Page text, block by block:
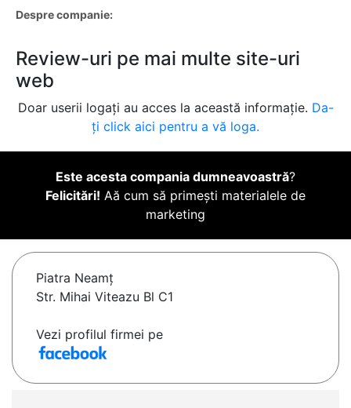
Despre companie:
Review-uri pe mai multe site-uri
web
Doar userii logați au acces la această informație. Da-
ți click aici pentru a vă loga.
Este acesta compania dumneavoastră?
Felicitări! Aă cum să primești materialele de
marketing
Piatra Neamţ
Str. Mihai Viteazu Bl C1
Vezi profilul firmei pe